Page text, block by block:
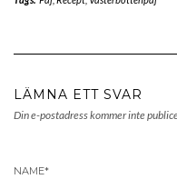
LÄMNA ETT SVAR
Din e-postadress kommer inte
NAME*